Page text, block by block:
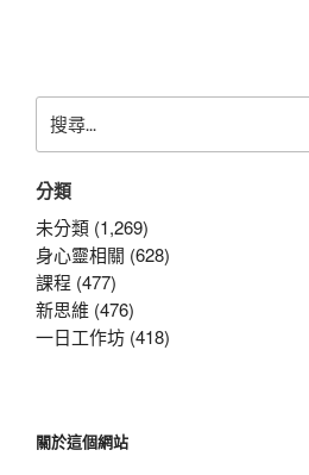
尋
鍵
字:
分類
未分類 (1,269)
身心靈相關 (628)
課程 (477)
新思維 (476)
一日工作坊 (418)
關於這個網站